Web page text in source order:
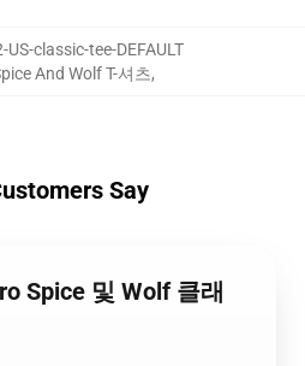
classic-tee-DEFAULT
And Wolf T-셔츠,
Say
Spice 및 Wolf 클래